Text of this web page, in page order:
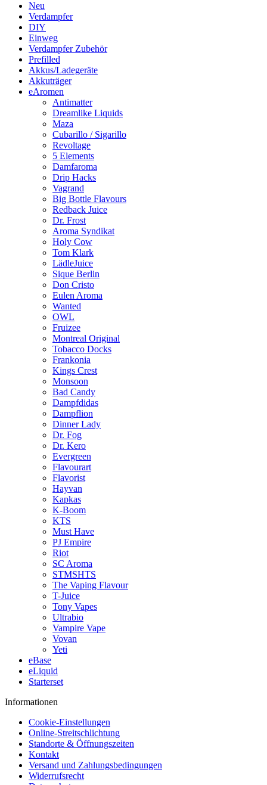
Neu
Verdampfer
DIY
Einweg
Verdampfer Zubehör
Prefilled
Akkus/Ladegeräte
Akkuträger
eAromen
Antimatter
Dreamlike Liquids
Maza
Cubarillo / Sigarillo
Revoltage
5 Elements
Damfaroma
Drip Hacks
Vagrand
Big Bottle Flavours
Redback Juice
Dr. Frost
Aroma Syndikat
Holy Cow
Tom Klark
LädleJuice
Sique Berlin
Don Cristo
Eulen Aroma
Wanted
OWL
Fruizee
Montreal Original
Tobacco Docks
Frankonia
Kings Crest
Monsoon
Bad Candy
Dampfdidas
Dampflion
Dinner Lady
Dr. Fog
Dr. Kero
Evergreen
Flavourart
Flavorist
Hayvan
Kapkas
K-Boom
KTS
Must Have
PJ Empire
Riot
SC Aroma
STMSHTS
The Vaping Flavour
T-Juice
Tony Vapes
Ultrabio
Vampire Vape
Vovan
Yeti
eBase
eLiquid
Starterset
Informationen
Cookie-Einstellungen
Online-Streitschlichtung
Standorte & Öffnungszeiten
Kontakt
Versand und Zahlungsbedingungen
Widerrufsrecht